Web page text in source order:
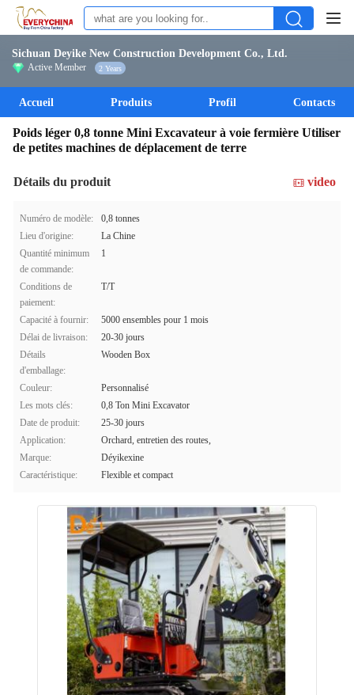
Sichuan Deyike New Construction Development Co., Ltd.
Active Member 2 Years
Accueil Produits Profil Contacts
Poids léger 0,8 tonne Mini Excavateur à voie fermière Utiliser
de petites machines de déplacement de terre
Détails du produit video
Numéro de modèle:
0,8 tonnes
Lieu d'origine:
La Chine
Quantité minimum
de commande:
1
Conditions de
paiement:
T/T
Capacité à fournir:
5000 ensembles pour 1 mois
Délai de livraison:
20-30 jours
Détails
d'emballage:
Wooden Box
Couleur:
Personnalisé
Les mots clés:
0,8 Ton Mini Excavator
Date de produit:
25-30 jours
Application:
Orchard, entretien des routes,
Marque:
Déyikexine
Caractéristique:
Flexible et compact